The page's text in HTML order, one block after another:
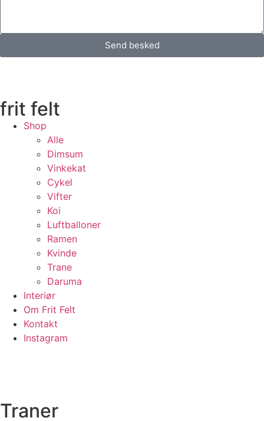
Send besked
frit felt
Shop
Alle
Dimsum
Vinkekat
Cykel
Vifter
Koi
Luftballoner
Ramen
Kvinde
Trane
Daruma
Interiør
Om Frit Felt
Kontakt
Instagram
Traner